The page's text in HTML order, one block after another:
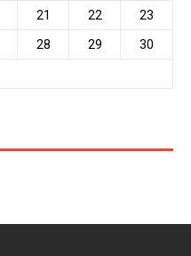
21 22 23
28 29 30